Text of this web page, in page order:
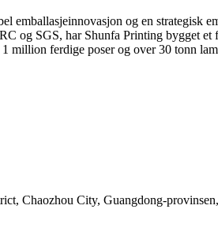
emballasjeinnovasjon og en strategisk
og SGS, har Shunfa Printing bygget
million ferdige poser og over 30 tonn
Chaozhou City, Guangdong-